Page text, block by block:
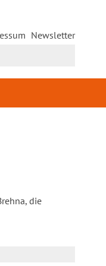
Newsletter
die